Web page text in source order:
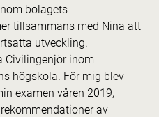
bolagets
tillsammans med Nina att
utveckling.
Civilingenjör inom
högskola. För mig blev
examen våren 2019,
av